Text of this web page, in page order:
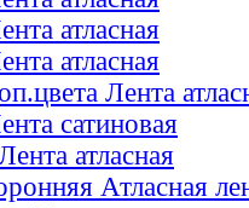
атласная
атласная
Лента
сатиновая
атласная
Атласная